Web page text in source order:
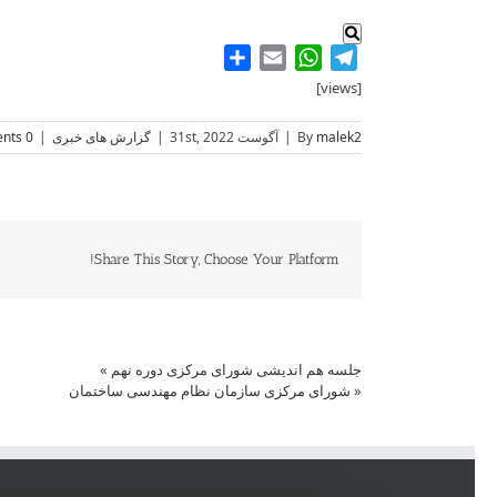
Telegram
WhatsApp
Email
[views]
By malek2
| آگوست 31st, 2022 | گزارش های خبری |
0 Comments
Share This Story, Choose Your Platform!
جلسه هم اندیشی شورای مرکزی دوره نهم »
« شورای مرکزی سازمان نظام مهندسی ساختمان